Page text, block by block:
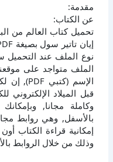
مقدمة:
عن الكتاب:
قبل الميلاد الإلكتروني
وكاملة مجانا,
إمكانية قراءة الكتاب
وذلك من خلال الروابط